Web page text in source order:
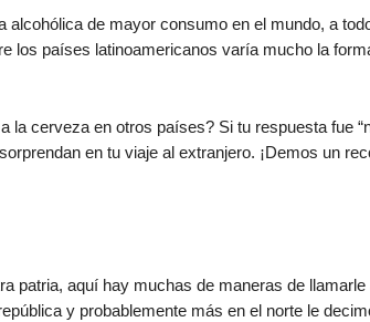
alcohólica de mayor consumo en el mundo, a
los países latinoamericanos varía mucho la
la cerveza en otros países? Si tu respuesta fue
en tu viaje al extranjero. ¡Demos un
patria, aquí hay muchas de maneras de
y probablemente más en el norte le